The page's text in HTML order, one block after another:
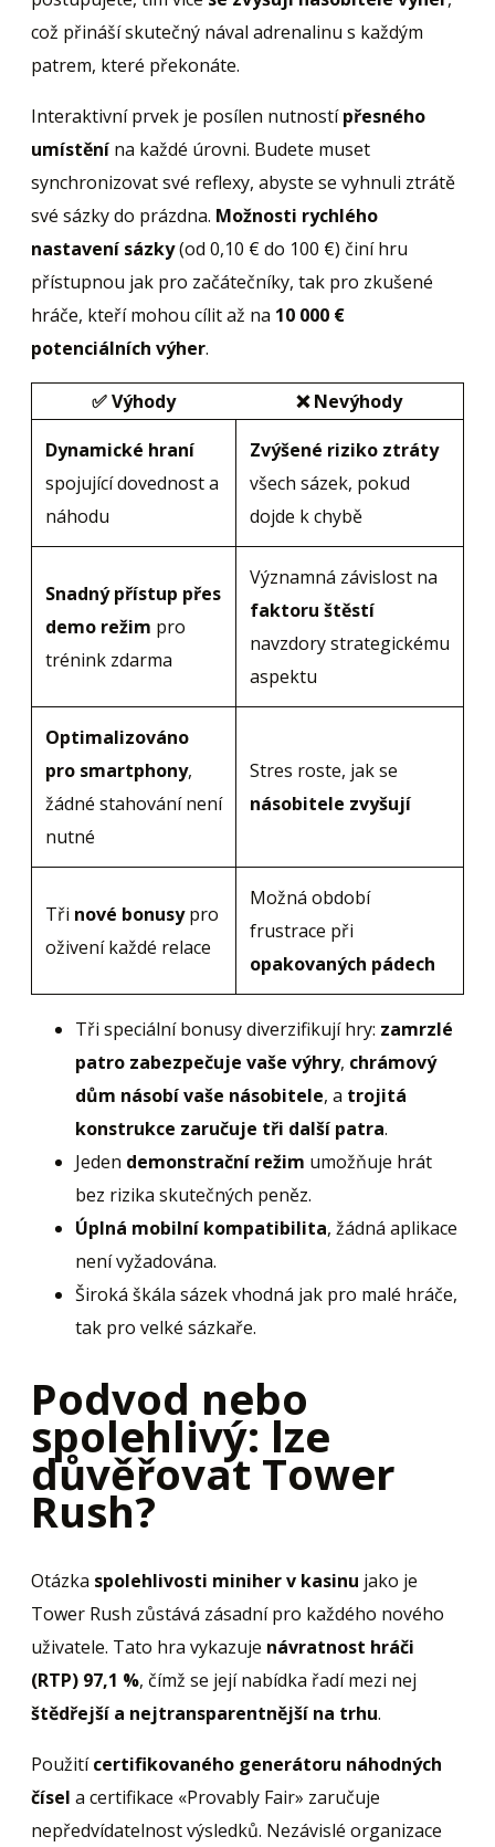
což přináší skutečný nával adrenalinu s každým
patrem, které překonáte.
Interaktivní prvek je posílen nutnostípřesného
umístění na každé úrovni. Budete muset
synchronizovat své reflexy, abyste se vyhnuli ztrátě
své sázky do prázdna. Možnosti rychlého
nastavení sázky(od 0,10 € do 100 €) činí hru
přístupnou jak pro začátečníky, tak pro zkušené
hráče, kteří mohou cílit až na 10 000 €
potenciálních výher.
✅ Výhody
❌ Nevýhody
Dynamické hraní
spojující dovednost a
náhodu
Zvýšené riziko ztráty
všech sázek, pokud
dojde k chybě
Snadný přístup přes
demo režim pro
trénink zdarma
Významná závislost na
faktoru štěstí
navzdory strategickému
aspektu
Optimalizováno
pro smartphony,
žádné stahování není
nutné
Stres roste, jak se
násobitele zvyšují
Tři nové bonusypro
oživení každé relace
Možná období
frustrace při
opakovaných pádech
Tři speciální bonusy diverzifikují hry: zamrzlé
patro zabezpečuje vaše výhry, chrámový
dům násobí vaše násobitele, a trojitá
konstrukce zaručuje tři další patra.
Jeden demonstrační režim umožňuje hrát
bez rizika skutečných peněz.
Úplná mobilní kompatibilita, žádná aplikace
není vyžadována.
Široká škála sázek vhodná jak pro malé hráče,
tak pro velké sázkaře.
Podvod nebo
spolehlivý: lze
důvěřovat Tower
Rush?
Otázka spolehlivosti miniher v kasinu jako je
Tower Rush zůstává zásadní pro každého nového
uživatele. Tato hra vykazuje návratnost hráči
(RTP) 97,1 %, čímž se její nabídka řadí mezi nej
štědřejší a nejtransparentnější na trhu.
Použitícertifikovaného generátoru náhodných
čísel a certifikace «Provably Fair» zaručuje
nepředvídatelnost výsledků. Nezávislé organizace